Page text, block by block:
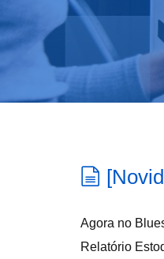
Agora no
Relatório